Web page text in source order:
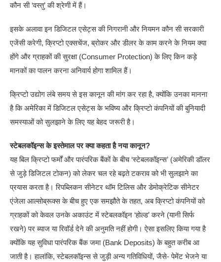
कौन सी ‘वस्तु’ की श्रेणी में हैं।
इसके अलावा इन डिजिटल एसेट्स की निगरानी और नियमन कौन सी सरकारी
एजेंसी करेगी, क्रिप्टो एक्सचेंज, ब्रोकर और डीलर के काम करने के नियम क्या
होंगे और ग्राहकों की सुरक्षा (Consumer Protection) के लिए किन कड़े
मानकों का पालन करना अनिवार्य होगा शामिल हैं।
क्रिप्टो उद्योग लंबे समय से इस कानून की मांग कर रहा है, क्योंकि उनका मानना
है कि अमेरिका में डिजिटल एसेट्स के भविष्य और क्रिप्टो कंपनियों की बुनियादी
समस्याओं को सुलझाने के लिए यह बेहद जरूरी है।
स्टेबलकॉइन्स के इस्तेमाल पर क्या कहता है नया कानून?
यह बिल क्रिप्टो फर्मों और पारंपरिक बैंकों के बीच ‘स्टेबलकॉइन्स’ (अमेरिकी डॉलर
से जुड़े डिजिटल टोकन) को लेकर चल रहे बढ़ते टकराव को भी सुलझाने का
प्रयास करता है। रिपब्लिकन सीनेटर थॉम टिलिस और डेमोक्रेटिक सीनेटर
एंजेला आल्सोब्रूक्स के बीच हुए एक समझौते के तहत, अब क्रिप्टो कंपनियों को
ग्राहकों को केवल उनके अकाउंट में स्टेबलकॉइन ‘होल्ड’ करने (यानी सिर्फ
रखने) पर ब्याज या रिवॉर्ड देने की अनुमति नहीं होगी। ऐसा इसलिए किया गया है
क्योंकि यह सुविधा पारंपरिक बैंक जमा (Bank Deposits) के बहुत करीब आ
जाती है। हालांकि, स्टेबलकॉइन्स से जुड़ी अन्य गतिविधियों, जैसे- पेमेंट भेजने या